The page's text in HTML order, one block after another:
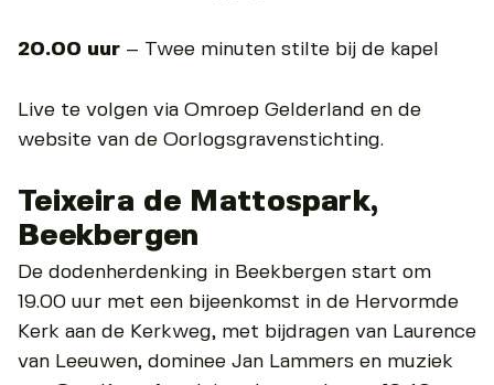
20.00 uur – Twee minuten stilte bij de kapel
Live te volgen via Omroep Gelderland en de
website van de Oorlogsgravenstichting.
Teixeira de Mattospark,
Beekbergen
De dodenherdenking in Beekbergen start om
19.00 uur met een bijeenkomst in de Hervormde
Kerk aan de Kerkweg, met bijdragen van Laurence
van Leeuwen, dominee Jan Lammers en muziek